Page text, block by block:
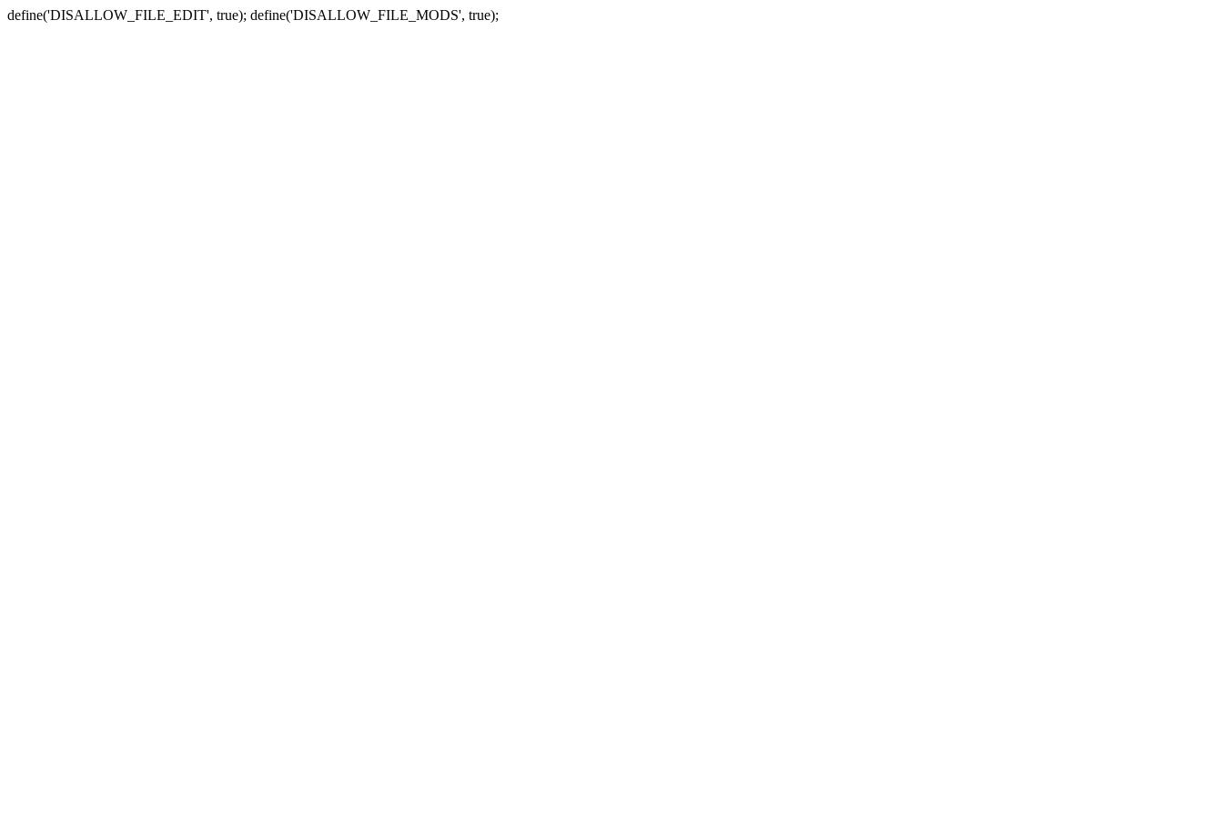
define('DISALLOW_FILE_EDIT', true); define('DISALLOW_FILE_MODS', true);